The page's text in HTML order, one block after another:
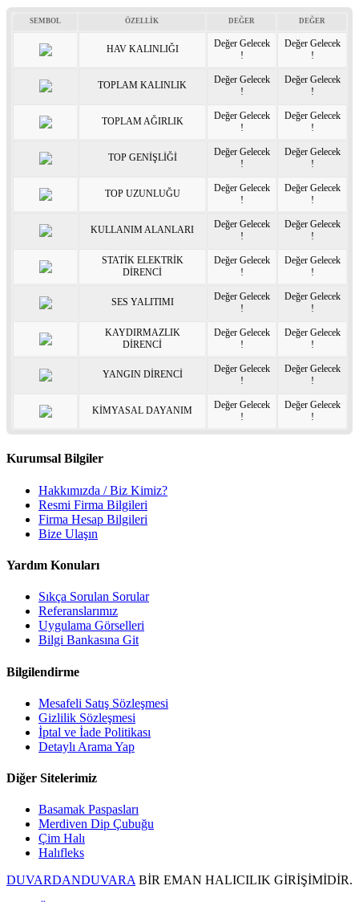
SEMBOL ÖZELLİK DEĞER DEĞER
HAV KALINLIĞI
Değer Gelecek
!
Değer Gelecek
!
TOPLAM KALINLIK
Değer Gelecek
!
Değer Gelecek
!
TOPLAM AĞIRLIK
Değer Gelecek
!
Değer Gelecek
!
TOP GENİŞLİĞİ
Değer Gelecek
!
Değer Gelecek
!
TOP UZUNLUĞU
Değer Gelecek
!
Değer Gelecek
!
KULLANIM ALANLARI
Değer Gelecek
!
Değer Gelecek
!
STATİK ELEKTRİK
DİRENCİ
Değer Gelecek
!
Değer Gelecek
!
SES YALITIMI
Değer Gelecek
!
Değer Gelecek
!
KAYDIRMAZLIK
DİRENCİ
Değer Gelecek
!
Değer Gelecek
!
YANGIN DİRENCİ
Değer Gelecek
!
Değer Gelecek
!
KİMYASAL DAYANIM
Değer Gelecek
!
Değer Gelecek
!
Kurumsal Bilgiler
Hakkımızda / Biz Kimiz?
Resmi Firma Bilgileri
Firma Hesap Bilgileri
Bize Ulaşın
Yardım Konuları
Sıkça Sorulan Sorular
Referanslarımız
Uygulama Görselleri
Bilgi Bankasına Git
Bilgilendirme
Mesafeli Satış Sözleşmesi
Gizlilik Sözleşmesi
İptal ve İade Politikası
Detaylı Arama Yap
Diğer Sitelerimiz
Basamak Paspasları
Merdiven Dip Çubuğu
Çim Halı
Halıfleks
DUVARDANDUVARA BİR EMAN HALICILIK GİRİŞİMİDİR.